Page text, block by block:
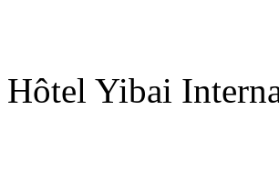
Hôtel Yibai